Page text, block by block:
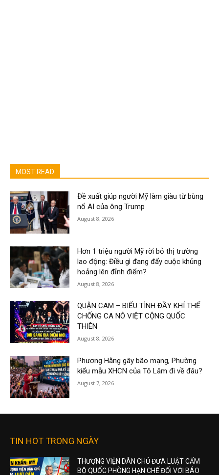
MOST READ
Đề xuất giúp người Mỹ làm giàu từ bùng
nổ AI của ông Trump
August 8, 2026
Hơn 1 triệu người Mỹ rời bỏ thị trường
lao động: Điều gì đang đẩy cuộc khủng
hoảng lên đỉnh điểm?
August 8, 2026
QUẬN CAM – BIỂU TÌNH ĐẦY KHÍ THẾ
CHỐNG CA NÔ VIỆT CỘNG QUỐC
THIÊN
August 8, 2026
Phương Hằng gây bão mạng, Phường
kiểu mẫu XHCN của Tô Lâm đi về đâu?
August 7, 2026
TIN HOT TRONG NGÀY
THƯỢNG VIỆN DÂN CHỦ ĐƯA LUẬT CẤM
BỘ QUỐC PHÒNG HẠN CHẾ ĐỐI VỚI BÁO